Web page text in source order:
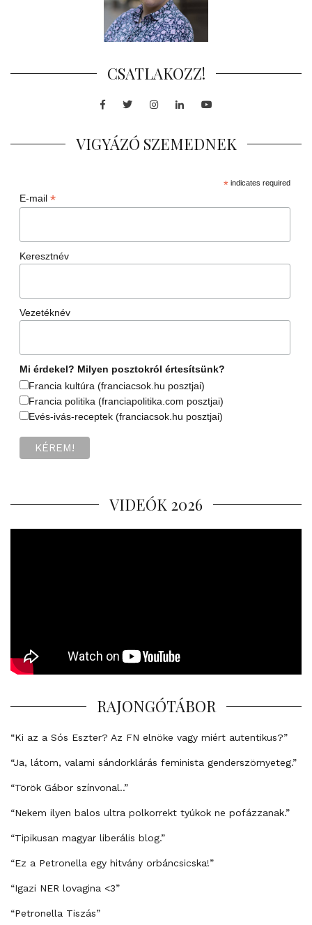
CSATLAKOZZ!
Facebook
TwitterInstagram
LinkedInYoutube
VIGYÁZÓ SZEMEDNEK
*indicates required
E-mail *
Keresztnév
Vezetéknév
Mi érdekel? Milyen posztokról értesítsünk?
Francia kultúra (franciacsok.hu posztjai)
Francia politika (franciapolitika.com posztjai)
Evés-ivás-receptek (franciacsok.hu posztjai)
VIDEÓK 2026
RAJONGÓTÁBOR
“Ki az a Sós Eszter? Az FN elnöke vagy miért autentikus?”
“Ja, látom, valami sándorklárás feminista genderszörnyeteg.”
“Török Gábor színvonal..”
“Nekem ilyen balos ultra polkorrekt tyúkok ne pofázzanak.”
“Tipikusan magyar liberális blog.”
“Ez a Petronella egy hitvány orbáncsicska!”
“Igazi NER lovagina <3”
“Petronella Tiszás”